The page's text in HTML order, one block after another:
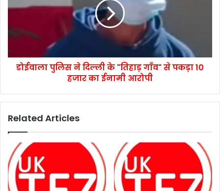
डोईवाला पुलिस ने दिल्ली के "तिहाड़ गाँव" से पकड़ा 10
हजार का ईनामी आरोपी
Related Articles